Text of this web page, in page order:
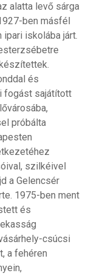
alatta levő sárga
ben másfél
iskolába járt.
és
fogást sajátított
próbálta
szilkéivel
a Gelencsér
1975-ben ment
és
csúcsi
a fehéren